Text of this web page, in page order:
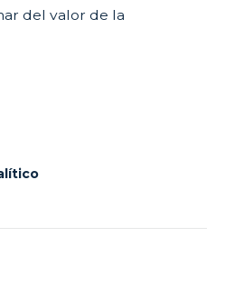
del valor de la